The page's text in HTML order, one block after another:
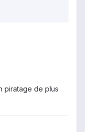
piratage de plus